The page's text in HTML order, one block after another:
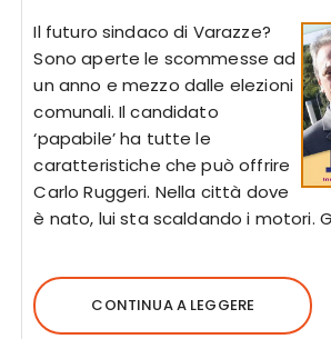
Il futuro sindaco di Varazze?
Sono aperte le scommesse ad
un anno e mezzo dalle elezioni
comunali. Il candidato
‘papabile’ ha tutte le
caratteristiche che può offrire
Carlo Ruggeri. Nella città dove
è nato, lui sta scaldando i motori.
CONTINUA A LEGGERE